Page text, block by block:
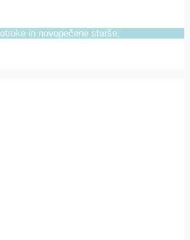
in novopečene starše.